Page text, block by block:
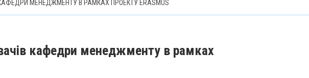
МЕНЕДЖМЕНТУ В РАМКАХ ПРОЕКТУ ERASMUS
кафедри менеджменту в рамках